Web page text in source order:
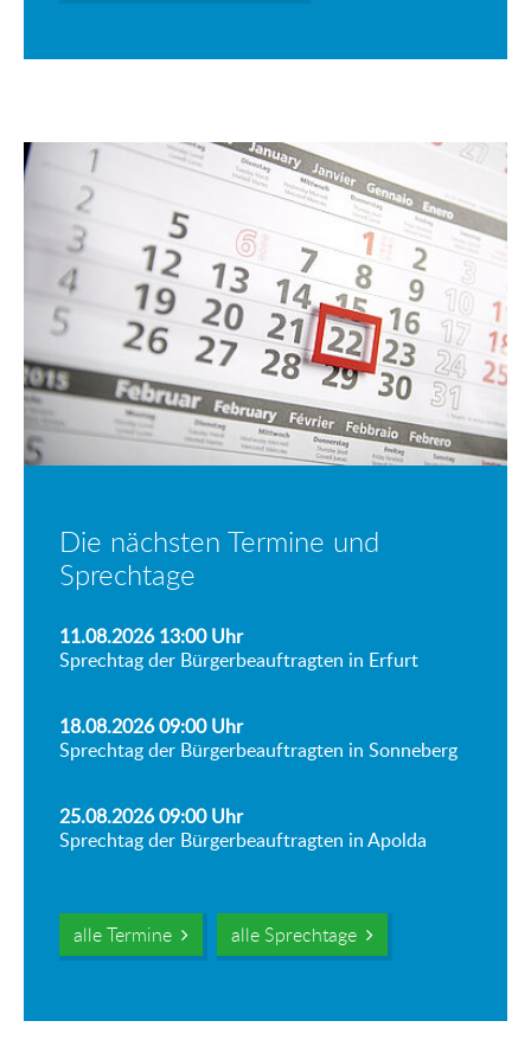
Die nächsten Termine und
Sprechtage
11.08.2026 13:00Uhr
Sprechtag der Bürgerbeauftragten in Erfurt
18.08.2026 09:00Uhr
Sprechtag der Bürgerbeauftragten in Sonneberg
25.08.2026 09:00Uhr
Sprechtag der Bürgerbeauftragten in Apolda
alle Termine alle Sprechtage